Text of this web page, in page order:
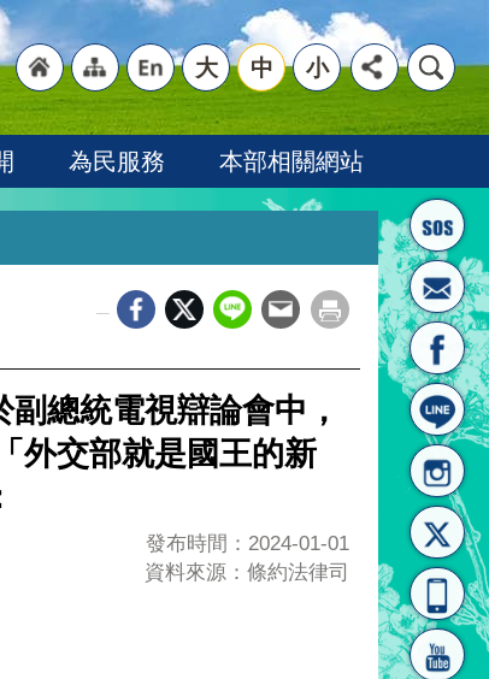
首頁
"網
站導
"英
文語
系"
大 中 小
為民服務 本部相關網站
總統電視辯論會中，
外交部就是國王的新
發布時間：2024-01-01
資料來源：條約法律司